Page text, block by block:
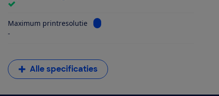
Maximum printresolutie
Bekijk informatie voor Maximum
-
Alle specificaties